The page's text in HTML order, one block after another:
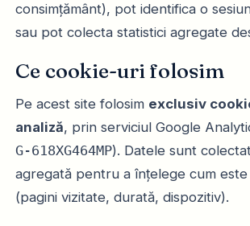
consimțământ), pot identifica o
sau pot colecta statistici agregate
Ce cookie-uri folosim
Pe acest site folosim exclusiv
analiză, prin serviciul Google
G-618XG464MP). Datele sunt
agregată pentru a înțelege cum
(pagini vizitate, durată, dispozitiv).